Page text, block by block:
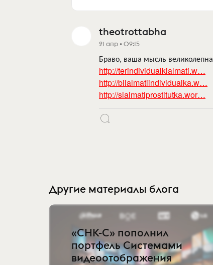
theotrottabha
21 апр • 09:15
Браво, ваша мысль великолепна
http://terindividualkialmati.w…
http://bilalmatiindividualka.w…
http://sialmatiprostitutka.wor…
Другие материалы блога
«СНК-С» пополнил
портфель Системами
видеоотображения